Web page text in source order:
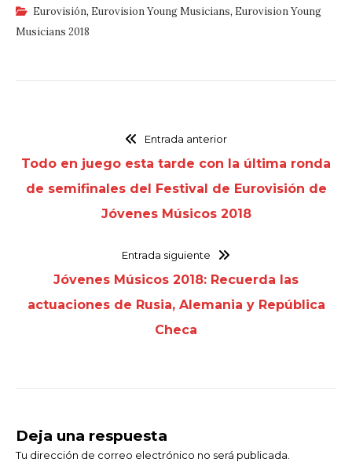
Eurovisión, Eurovision Young Musicians, Eurovision Young
Musicians 2018
Entrada anterior
Todo en juego esta tarde con la última ronda
de semifinales del Festival de Eurovisión de
Jóvenes Músicos 2018
Entrada siguiente
Jóvenes Músicos 2018: Recuerda las
actuaciones de Rusia, Alemania y República
Checa
Deja una respuesta
Tu dirección de correo electrónico no será publicada.